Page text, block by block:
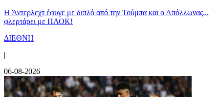
H Άντερλεχτ έφυγε με διπλό από την Τούμπα και ο Απόλλωνας...
φλερτάρει με ΠΑΟΚ!
ΔΙΕΘΝΗ
|
06-08-2026